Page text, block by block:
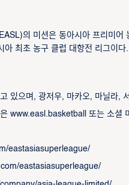
의 미션은 동아시아 프리미어
최초 농구 클럽 대항전 리그이
있으며, 광저우, 마카오, 마닐라,
www.easl.basketball 또는 소셜
eastasiasuperleague/
eastasiasuperleague/